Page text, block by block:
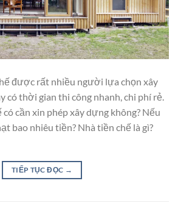
được rất nhiều người lựa chọn xây
có thời gian thi công nhanh, chi phí rẻ.
cần xin phép xây dựng không? Nếu
bao nhiêu tiền? Nhà tiền chế là gì?
TIẾP TỤC ĐỌC →